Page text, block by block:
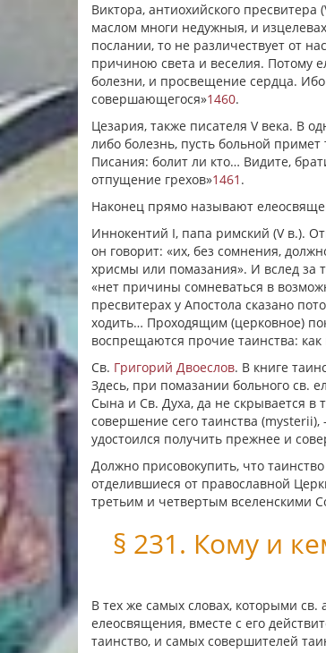
Виктора, антиохийского пресвитера
маслом многи недужныя, и
послании, то не различествует от
причиною света и веселия. Потому
болезни, и просвещение сердца.
совершающегося»1460.
Цезария, также писателя V века. В
либо болезнь, пусть больной
Писания: болит ли кто… Видите,
отпущение грехов»1461 .
Наконец прямо называют
Иннокентий I, папа римский (V в.).
он говорит: «их, без сомнения,
хрисмы или помазания». И вслед за
«нет причины сомневаться в
пресвитерах у Апостола сказано
ходить… Проходящим (церковное)
воспрещаются прочие таинства: как
Св. Григорий Двоеслов. В книге
Здесь, при помазании больного св.
Сына и Св. Духа, да не скрывается в
совершение сего таинства
удостоился получить прежнее и
Должно присовокупить, что
отделившиеся от православной
третьим и четвертым вселенскими
§ 231. Кому и
В тех же самых словах, которыми св.
елеосвящения, вместе с его
таинство, и самых совершителей